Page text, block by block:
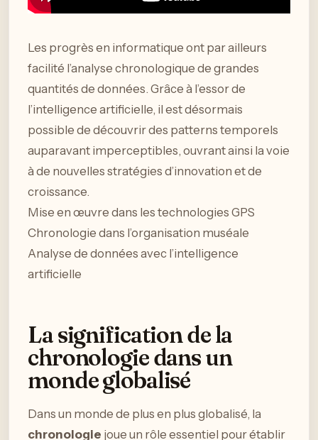
Les progrès en informatique ont par ailleurs
facilité l’analyse chronologique de grandes
quantités de données. Grâce à l’essor de
l’intelligence artificielle, il est désormais
possible de découvrir des patterns temporels
auparavant imperceptibles, ouvrant ainsi la voie
à de nouvelles stratégies d’innovation et de
croissance.
Mise en œuvre dans les technologies GPS
Chronologie dans l’organisation muséale
Analyse de données avec l’intelligence
artificielle
La signification de la
chronologie dans un
monde globalisé
Dans un monde de plus en plus globalisé, la
chronologie joue un rôle essentiel pour établir